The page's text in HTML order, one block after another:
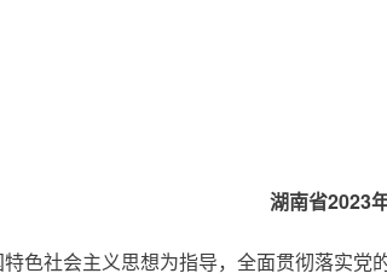
湖南省2023
色社会主义思想为指导，全面贯彻落实党